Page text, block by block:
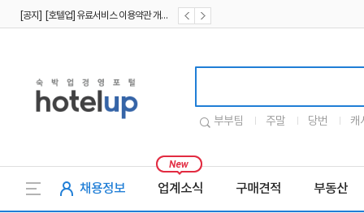
[공지] [호텔업] 유료서비스 이용약관 개정본2 (19.09.02)
부부팀 주말 당번 캐
채용정보 업계소식 구매견적 부동산